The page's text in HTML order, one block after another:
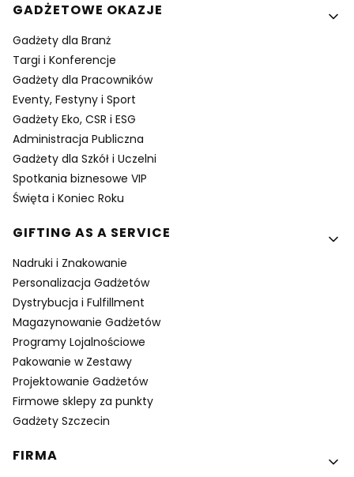
GADŻETOWE OKAZJE
Gadżety dla Branż
Targi i Konferencje
Gadżety dla Pracowników
Eventy, Festyny i Sport
Gadżety Eko, CSR i ESG
Administracja Publiczna
Gadżety dla Szkół i Uczelni
Spotkania biznesowe VIP
Święta i Koniec Roku
GIFTING AS A SERVICE
Nadruki i Znakowanie
Personalizacja Gadżetów
Dystrybucja i Fulfillment
Magazynowanie Gadżetów
Programy Lojalnościowe
Pakowanie w Zestawy
Projektowanie Gadżetów
Firmowe sklepy za punkty
Gadżety Szczecin
FIRMA